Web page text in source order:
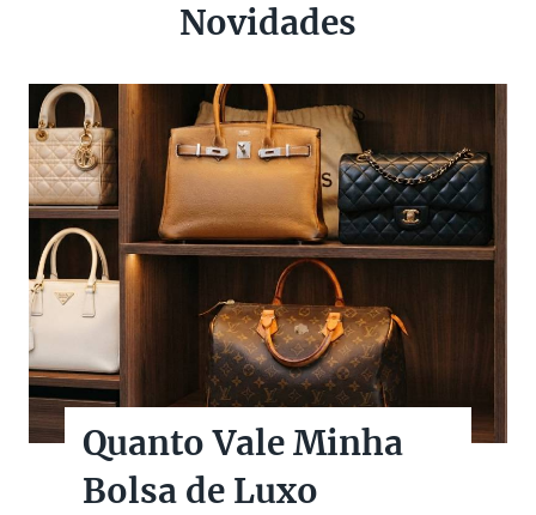
Novidades
Quanto Vale Minha
Bolsa de Luxo